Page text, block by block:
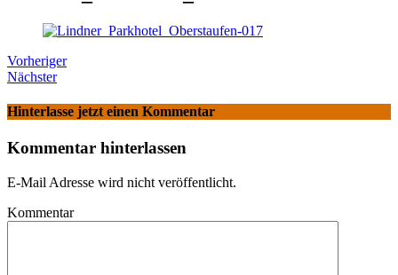
Vorheriger
Nächster
Hinterlasse jetzt einen Kommentar
Kommentar hinterlassen
E-Mail Adresse wird nicht veröffentlicht.
Kommentar